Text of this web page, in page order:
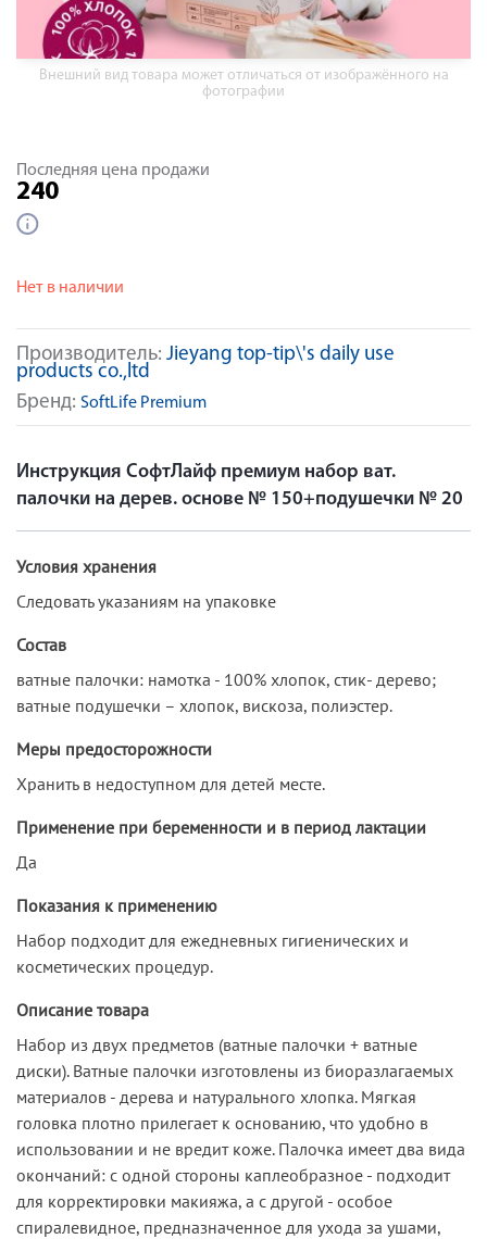
Внешний вид товара может отличаться от изображённого на
фотографии
Производитель: Jieyang top-tip\'s daily use
products co.,ltd
Бренд: SoftLife Premium
Последняя цена продажи
240
Нет в наличии
Инструкция СофтЛайф премиум набор ват.
палочки на дерев. основе № 150+подушечки № 20
Условия хранения
Следовать указаниям на упаковке
Состав
ватные палочки: намотка - 100% хлопок, стик- дерево;
ватные подушечки – хлопок, вискоза, полиэстер.
Меры предосторожности
Хранить в недоступном для детей месте.
Применение при беременности и в период лактации
Да
Показания к применению
Набор подходит для ежедневных гигиенических и
косметических процедур.
Описание товара
Набор из двух предметов (ватные палочки + ватные
диски). Ватные палочки изготовлены из биоразлагаемых
материалов - дерева и натурального хлопка. Мягкая
головка плотно прилегает к основанию, что удобно в
использовании и не вредит коже. Палочка имеет два вида
окончаний: с одной стороны каплеобразное - подходит
для корректировки макияжа, а с другой - особое
спиралевидное, предназначенное для ухода за ушами,